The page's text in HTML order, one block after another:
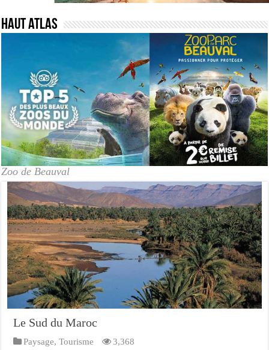
Haut atlas
Zoo de Beauval
Le Sud du Maroc
Paysage,Tourisme 3,368